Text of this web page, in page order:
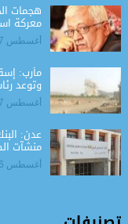
هجمات
معركة
أغسطس 07, 2026
مأرب:
وتوعد
أغسطس 07, 2026
عدن:
منشآت
أغسطس 06, 2026